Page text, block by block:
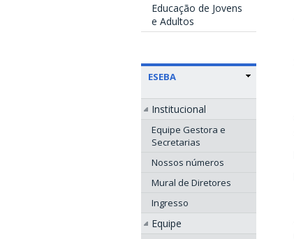
Educação de Jovens
e Adultos
ESEBA
Institucional
Equipe Gestora e
Secretarias
Nossos números
Mural de Diretores
Ingresso
Equipe